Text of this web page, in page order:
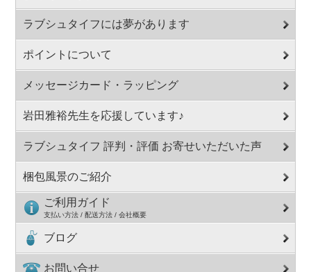
ラブシュタイフには夢があります
ポイントについて
メッセージカード・ラッピング
岩田雅裕先生を応援しています♪
ラブシュタイフ 評判・評価 お寄せいただいた声
梱包風景のご紹介
ご利用ガイド
支払い方法 / 配送方法 / 会社概要
ブログ
お問い合せ